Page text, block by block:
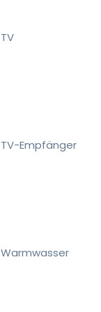
TV
TV-Empfänger
Warmwasser